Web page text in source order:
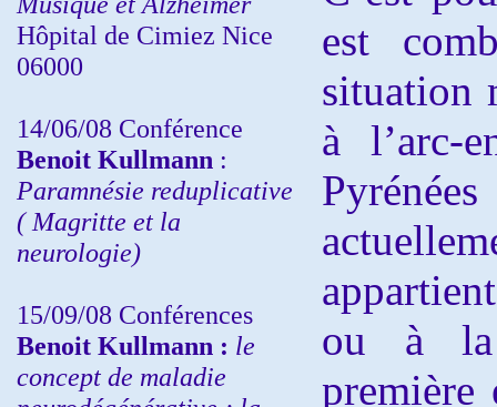
Hôpital de Cimiez Nice
06000
14/06/08 Conférence
Benoit Kullmann :
Paramnésie reduplicative
( Magritte et la
neurologie)
15/09/08 Conférences
Benoit Kullmann : le
concept de maladie
est
situation
à l’arc-
ou à la
première